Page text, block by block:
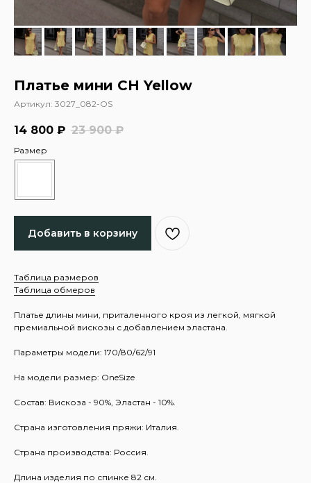
Платье мини CH Yellow
Артикул: 3027_082-OS
14 800 ₽ 23 900 ₽
Размер
Добавить в корзину
Таблица размеров
Таблица обмеров
Платье длины мини, приталенного кроя из легкой, мягкой
премиальной вискозы с добавлением эластана.
Параметры модели: 170/80/62/91
На модели размер: OneSize
Состав: Вискоза - 90%, Эластан - 10%.
Страна изготовления пряжи: Италия.
Страна производства: Россия.
Длина изделия по спинке 82 см.